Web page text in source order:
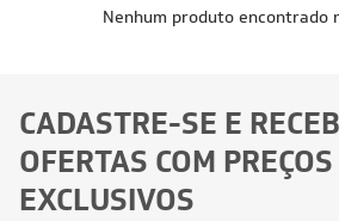
Nenhum produto encontrado
CADASTRE-SE E
OFERTAS COM PREÇOS
EXCLUSIVOS